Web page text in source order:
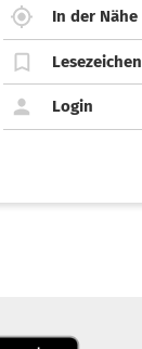
In der Nähe
Lesezeichen
Login